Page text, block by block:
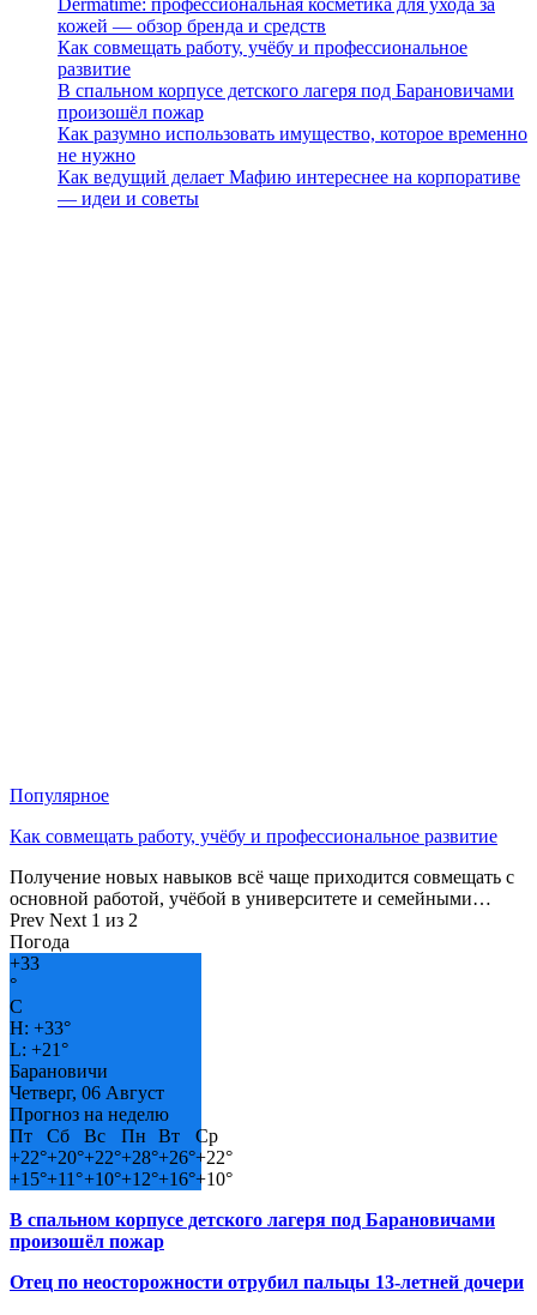
кожей — обзор бренда и средств
Как совмещать работу, учёбу и профессиональное
развитие
В спальном корпусе детского лагеря под Барановичами
произошёл пожар
Как разумно использовать имущество, которое временно
не нужно
Как ведущий делает Мафию интереснее на корпоративе
— идеи и советы
Популярное
Как совмещать работу, учёбу и профессиональное развитие
Получение новых навыков всё чаще приходится совмещать с
основной работой, учёбой в университете и семейными…
Prev Next 1 из 2
Погода
+33
°
C
H: +33°
L: +21°
Барановичи
Четверг, 06 Август
Прогноз на неделю
Пт
Сб Вс Пн Вт
Ср
+22°+20°+22°+28°+26°+22°
+15°+11°+10°+12°+16°+10°
В спальном корпусе детского лагеря под Барановичами
произошёл пожар
Отец по неосторожности отрубил пальцы 13-летней дочери